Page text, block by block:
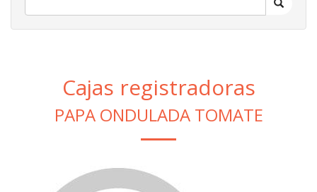
Cajas registradoras
PAPA ONDULADA TOMATE